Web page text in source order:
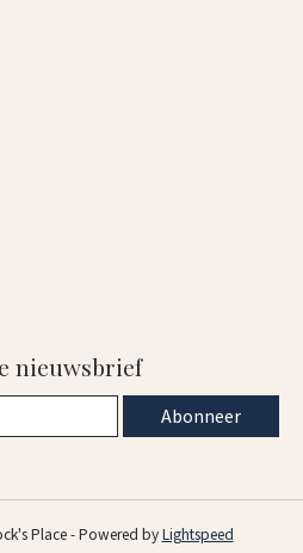
nieuwsbrief
Abonneer
Place - Powered byLightspeed